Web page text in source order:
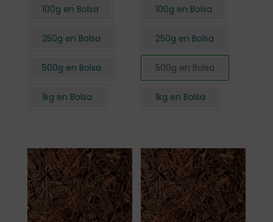
100g en Bolsa
250g en Bolsa
500g en Bolsa
1kg en Bolsa
100g en Bolsa
250g en Bolsa
500g en Bolsa
1kg en Bolsa